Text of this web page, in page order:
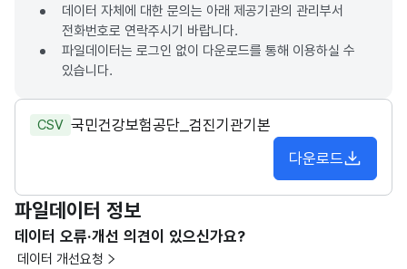
데이터 자체에 대한 문의는 아래 제공기관의 관리부서
전화번호로 연락주시기 바랍니다.
파일데이터는 로그인 없이 다운로드를 통해 이용하실 수
있습니다.
CSV 국민건강보험공단_검진기관기본
다운로드
파일데이터 정보
데이터 오류·개선 의견이 있으신가요?
데이터 개선요청